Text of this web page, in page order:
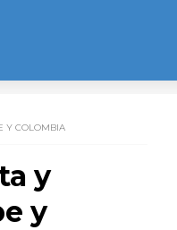
Y COLOMBIA
y
y